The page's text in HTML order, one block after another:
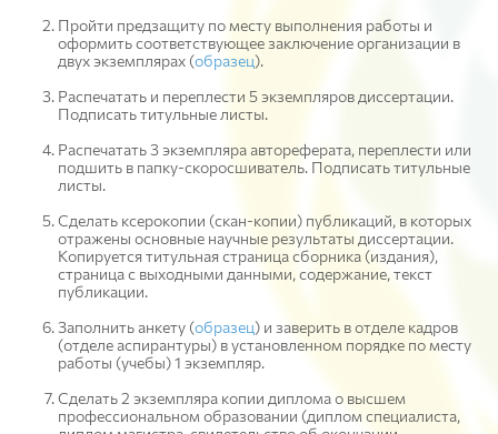
Пройти предзащиту по месту выполнения работы и
оформить соответствующее заключение организации в
двух экземплярах (образец).
Распечатать и переплести 5 экземпляров диссертации.
Подписать титульные листы.
Распечатать 3 экземпляра автореферата, переплести или
подшить в папку-скоросшиватель. Подписать титульные
листы.
Сделать ксерокопии (скан-копии) публикаций, в которых
отражены основные научные результаты диссертации.
Копируется титульная страница сборника (издания),
страница с выходными данными, содержание, текст
публикации.
Заполнить анкету (образец) и заверить в отделе кадров
(отделе аспирантуры) в установленном порядке по месту
работы (учебы) 1 экземпляр.
Сделать 2 экземпляра копии диплома о высшем
профессиональном образовании (диплом специалиста,